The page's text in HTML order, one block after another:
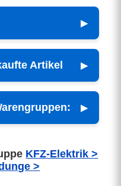
Artikel
KFZ-Elektrik >
>